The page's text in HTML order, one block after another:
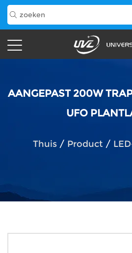
AANGEPAST 200W
UFO
Thuis / Product /